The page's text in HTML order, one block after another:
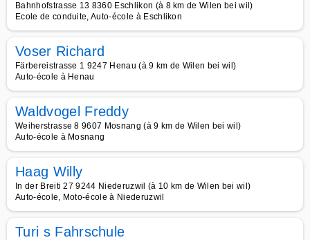
Bahnhofstrasse 13 8360 Eschlikon (à 8 km de Wilen bei wil)
Ecole de conduite, Auto-école à Eschlikon
Voser Richard
Färbereistrasse 1 9247 Henau (à 9 km de Wilen bei wil)
Auto-école à Henau
Waldvogel Freddy
Weiherstrasse 8 9607 Mosnang (à 9 km de Wilen bei wil)
Auto-école à Mosnang
Haag Willy
In der Breiti 27 9244 Niederuzwil (à 10 km de Wilen bei wil)
Auto-école, Moto-école à Niederuzwil
Turi s Fahrschule